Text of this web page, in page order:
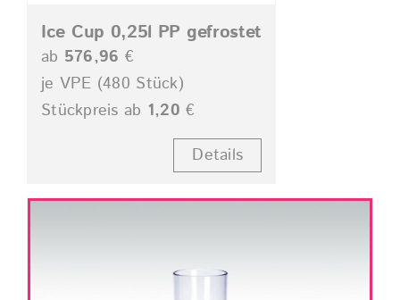
Ice Cup 0,25l PP gefrostet
ab 576,96 €
je VPE (480 Stück)
Stückpreis ab 1,20 €
Details